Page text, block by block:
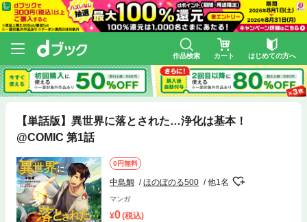
作品検索 カート はじめての方へ
【単話版】異世界に落とされた…浄化は基本！
@COMIC 第1話
0円無料
中島鯛 ほのぼのる500 他1名
マンガ
0(税込)